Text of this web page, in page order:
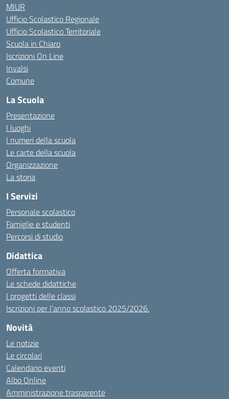
MIUR
Ufficio Scolastico Regionale
Ufficio Scolastico Territoriale
Scuola in Chiaro
Iscrizioni On Line
Invalsi
Comune
La Scuola
Presentazione
I luoghi
I numeri della scuola
Le carte della scuola
Organizzazione
La storia
I Servizi
Personale scolastico
Famiglie e studenti
Percorsi di studio
Didattica
Offerta formativa
Le schede didattiche
I progetti delle classi
Iscrizioni per l’anno scolastico 2025/2026.
Novità
Le notizie
Le circolari
Calendario eventi
Albo Online
Amministrazione trasparente